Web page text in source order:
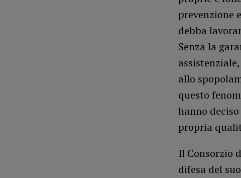
prevenzione
debba
Senza la
allo
questo
hanno
propria
Il Consorzio
difesa del